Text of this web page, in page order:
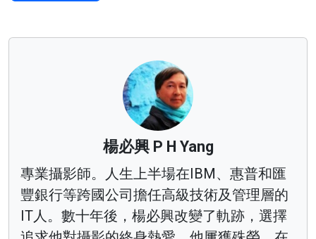
楊必興 P H Yang
專業攝影師。人生上半場在IBM、惠普和匯
豐銀行等跨國公司擔任高級技術及管理層的
IT人。數十年後，楊必興改變了軌跡，選擇